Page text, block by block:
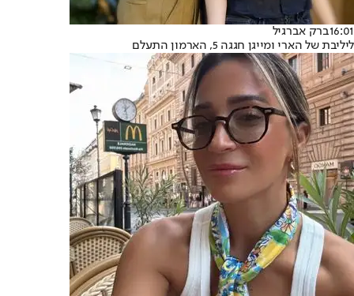
16:01ברק אברגיל
ליליבת של הארי ומייגן חגגה 5, הארמון התעלם